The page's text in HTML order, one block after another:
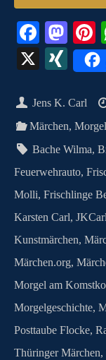
Fa
ce
bo
ok
M
as
to
do
n
t
X
X
N
G
Jens K. Carl
Märchen,
Bache Wilma,
Feuerwehrauto,
Molli, Frischlinge
Karsten Carl, JKCarl
Kunstmärchen,
Märchen.org,
Morgel am
Morgelgeschichte,
Posttaube Flocke,
Thüringer Märchen,